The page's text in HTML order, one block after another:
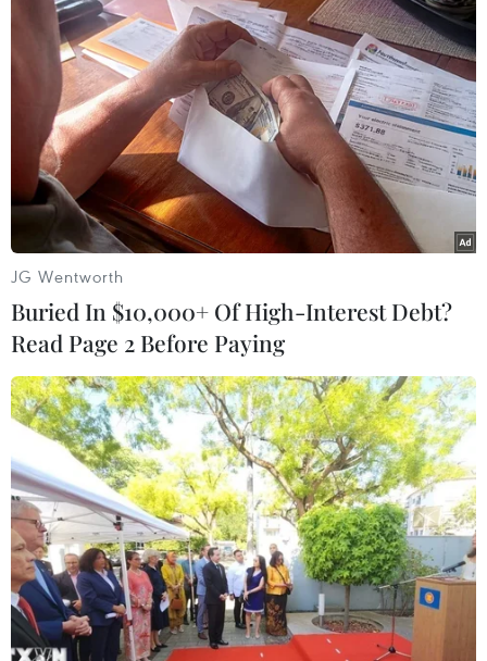
TIN LIÊN QUAN
Nhóm người sống sót thần kỳ sau 5 ngày
trôi dạt trên Địa Trung Hải
21/04/2026 06:08
Hơn 5 ngày sau khi chiếc thuyền chở những người di cư
đến châu Âu bị lật ngoài khơi miền Đông Libya, 4 đã
may mắn được cứu sống trên Địa Trung Hải.
JG Wentworth
Buried In $10,000+ Of High-Interest Debt?
Read Page 2 Before Paying